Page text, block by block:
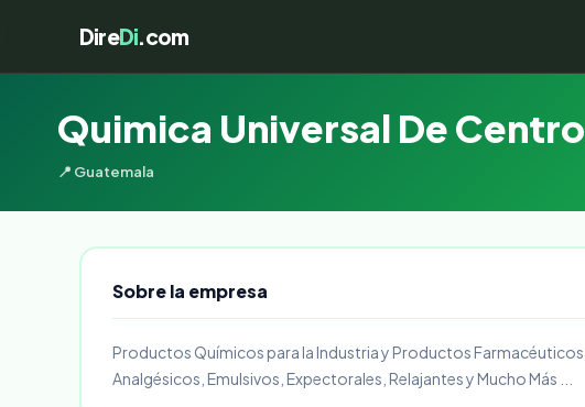
DireDi.com
Quimica Universal De
📍 Guatemala
Sobre la empresa
Productos Químicos para la Industria y Productos
Analgésicos, Emulsivos, Expectorales, Relajantes y Mucho Más ...